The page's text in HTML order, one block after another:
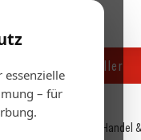
essenzielle
– für
Handel & Hersteller
Handel